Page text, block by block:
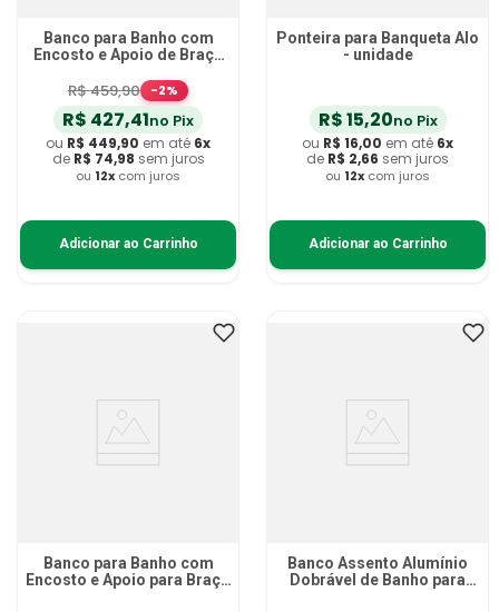
Banco para Banho com
Encosto e Apoio de Braço
R$459,90 -2%
R$ 427,41no Pix
ou R$ 449,90 em até 6x
de R$ 74,98 sem juros
ou 12x com juros
Adicionar ao Carrinho
Ponteira para Banqueta Alo
- unidade
R$15,20no Pix
ou R$ 16,00 em até 6x
de R$ 2,66 sem juros
ou 12x com juros
Adicionar ao Carrinho
Banco para Banho com
Encosto e Apoio para Braço
Banco Assento Alumínio
Dobrável de Banho para